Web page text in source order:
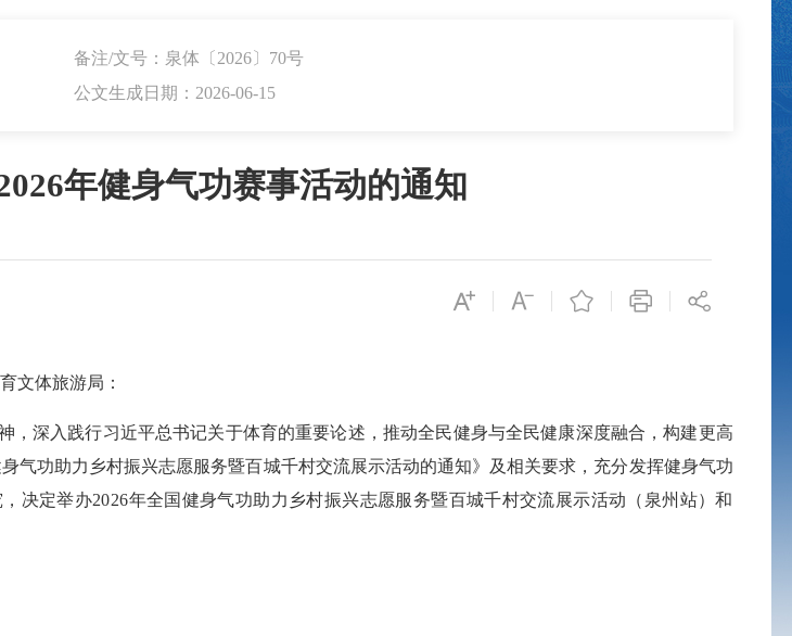
备注/文号：泉体〔2026〕70号
公文生成日期：2026-06-15
年健身气功赛事活动的通知
文体旅游局：
，深入践行习近平总书记关于体育的重要论述，推动全民健身与全民健康深度融合，构建更高
气功助力乡村振兴志愿服务暨百城千村交流展示活动的通知》 及相关要求， 充分发挥健身气功
决定举办2026年全国健身气功助力乡村振兴志愿服务暨百城千村交流展示活动 （ 泉州 站）和